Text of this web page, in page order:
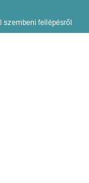
fellépésről